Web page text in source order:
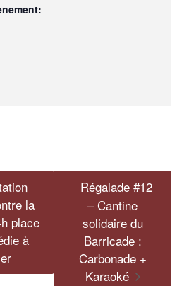
la
place
à
Régalade #12
– Cantine
solidaire du
Barricade :
Carbonade +
Karaoké